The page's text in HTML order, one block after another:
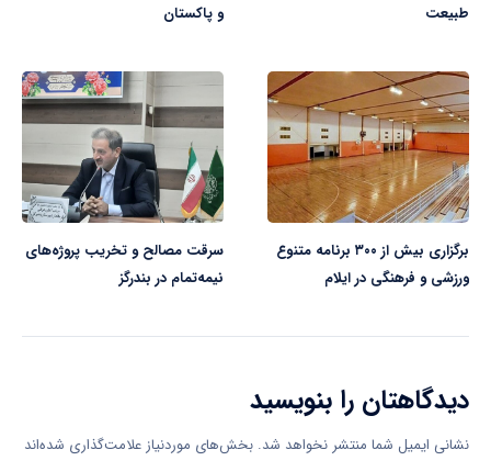
طبیعت
و پاکستان
برگزاری بیش از ٣٠٠ برنامه متنوع
ورزشی و فرهنگی در ایلام
سرقت مصالح و تخریب پروژه‌های
نیمه‌تمام در بندرگز
دیدگاهتان را بنویسید
نشانی ایمیل شما منتشر نخواهد شد. بخش‌های موردنیاز علامت‌گذاری شده‌اند